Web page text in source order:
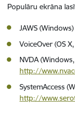
Populāru ekrāna
JAWS (Windows)
VoiceOver (OS
NVDA
http://
SystemAccess
http://